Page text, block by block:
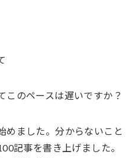
のペースは遅いですか？
ました。分からないこと
記事を書き上げました。